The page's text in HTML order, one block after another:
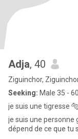
Adja, 40
Ziguinchor,
Seeking: Male 35 - 60
je suis une tigresse
je suis une
dépend de ce que tu